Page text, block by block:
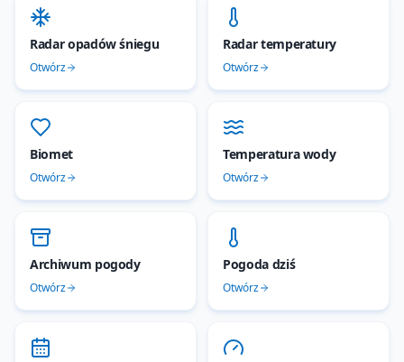
Radar opadów śniegu
Otwórz
Radar temperatury
Otwórz
Biomet
Otwórz
Temperatura wody
Otwórz
Archiwum pogody
Otwórz
Pogoda dziś
Otwórz